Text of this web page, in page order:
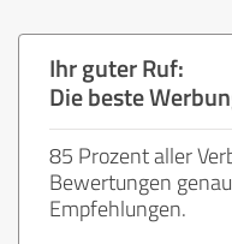
Ihr guter Ruf:
Die beste
85 Prozent aller
Bewertungen
Empfehlungen.